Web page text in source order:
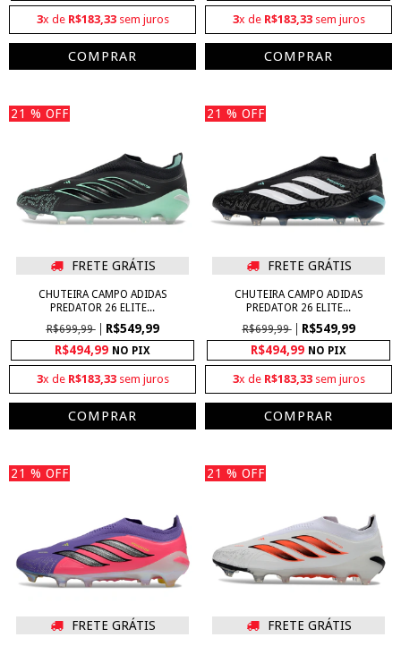
3x de R$183,33sem juros
COMPRAR
3x de R$183,33sem juros
COMPRAR
21 % OFF
FRETE GRÁTIS
CHUTEIRA CAMPO ADIDAS
PREDATOR 26 ELITE...
R$699,99
R$549,99
R$494,99 NO PIX
3x de R$183,33sem juros
COMPRAR
21 % OFF
FRETE GRÁTIS
CHUTEIRA CAMPO ADIDAS
PREDATOR 26 ELITE...
R$699,99
R$549,99
R$494,99 NO PIX
3x de R$183,33sem juros
COMPRAR
21 % OFF
FRETE GRÁTIS
21 % OFF
FRETE GRÁTIS